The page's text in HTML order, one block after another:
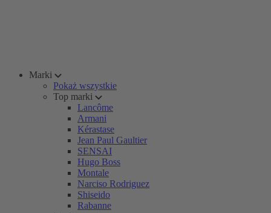
Marki
Pokaż wszystkie
Top marki
Lancôme
Armani
Kérastase
Jean Paul Gaultier
SENSAI
Hugo Boss
Montale
Narciso Rodriguez
Shiseido
Rabanne